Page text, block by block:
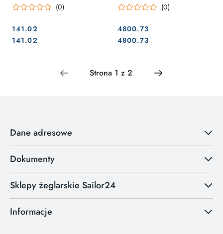
(0)
Cena:
141.02
Cena:
141.02
(0)
Cena:
4800.73
Cena:
4800.73
Dane adresowe
Dokumenty
Sklepy żeglarskie Sailor24
Informacje